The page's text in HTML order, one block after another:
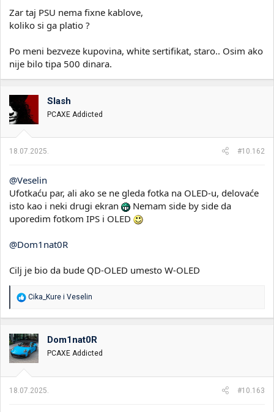
Stigne danas napajanje u kutiji od cipela (ne znam koji broj) i
prvo probam na nekoj slabijoj matičnoj ploči; ne vidi hard disk.
Probam drugi sata priključak - ne vidi hard disk. Da probam treći
priključku disk radi. Da proverim i ostale - nema kabla. Nema
drugog kabla sa sata portovima. Stvarno polovno: pola ima -
pola nema.
Prodavac se za sada ne javlja.
Nastaviće se.
Zar taj PSU nema fixne kablove,
koliko si ga platio ?
Po meni bezveze kupovina, white sertifikat, staro.. Osim ako
nije bilo tipa 500 dinara.
Slash
PCAXE Addicted
18.07.2025. #10.162
@Veselin
Ufotkaću par, ali ako se ne gleda fotka na OLED-u, delovaće
isto kao i neki drugi ekran
Nemam side by side da
uporedim fotkom IPS i OLED
@Dom1nat0R
Cilj je bio da bude QD-OLED umesto W-OLED
R
a
o
v
a
n
:
Cika_Kure i Veselin
Dom1nat0R
PCAXE Addicted
18.07.2025. #10.163